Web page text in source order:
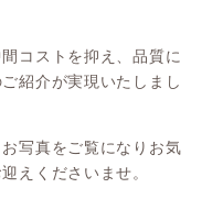
コストを抑え、品質に
紹介が実現いたしまし
写真をご覧になりお気
えくださいませ。